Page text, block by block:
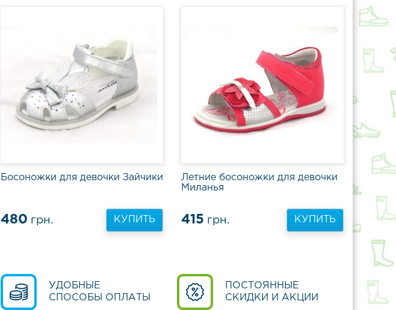
Босоножки для девочки Зайчики
480 грн. КУПИТЬ
Летние босоножки для девочки
Миланья
415 грн. КУПИТЬ
УДОБНЫЕ
СПОСОБЫ ОПЛАТЫ
ПОСТОЯННЫЕ
СКИДКИ И АКЦИИ